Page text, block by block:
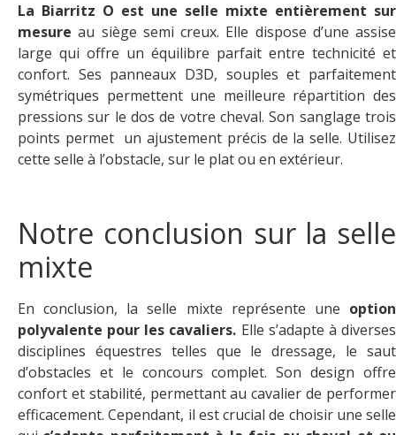
La Biarritz O est une selle mixte entièrement sur
mesure au siège semi creux. Elle dispose d’une assise
large qui offre un équilibre parfait entre technicité et
confort. Ses panneaux D3D, souples et parfaitement
symétriques permettent une meilleure répartition des
pressions sur le dos de votre cheval. Son sanglage trois
points permet un ajustement précis de la selle. Utilisez
cette selle à l’obstacle, sur le plat ou en extérieur.
Notre conclusion sur la selle
mixte
En conclusion, la selle mixte représente une option
polyvalente pour les cavaliers. Elle s’adapte à diverses
disciplines équestres telles que le dressage, le saut
d’obstacles et le concours complet. Son design offre
confort et stabilité, permettant au cavalier de performer
efficacement. Cependant, il est crucial de choisir une selle